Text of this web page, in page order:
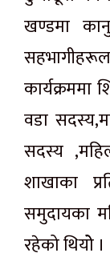
खण्डमा
कार्यक्रममा
वडा
सदस्य
शाखाका
समुदायका
रहेको थियोे ।